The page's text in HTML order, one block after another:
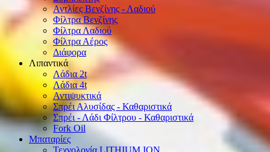
Αντλίες Βενζίνης - Λαδιού
Φίλτρα Βενζίνης
Φίλτρα Λαδιού
Φίλτρα Αέρος
Διάφορα
Λιπαντικά
Λάδια 2t
Λάδια 4t
Αντιψυκτικά
Σπρέι Αλυσίδας - Καθαριστικά
Σπρέι - Λάδι Φίλτρου - Καθαριστικά
Fork Oil
Μπαταρίες
Τεχνολογία LITHIUM ION